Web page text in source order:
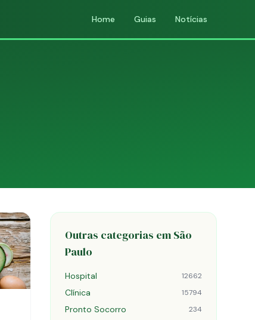
Home Guias Notícias
Outras categorias em São
Paulo
Hospital 12662
Clínica 15794
Pronto Socorro 234